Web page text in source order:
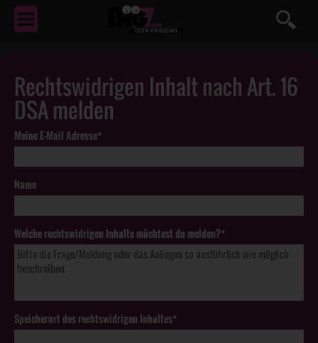
EROTIKVON NEBENAN ...
Rechtswidrigen Inhalt nach Art. 16
DSA melden
Meine E-Mail Adresse*
Name
Welche rechtswidrigen Inhalte möchtest du melden?*
Speicherort des rechtswidrigen Inhaltes*